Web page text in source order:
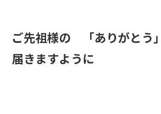
ご先祖様の 「ありがとう
届きますように